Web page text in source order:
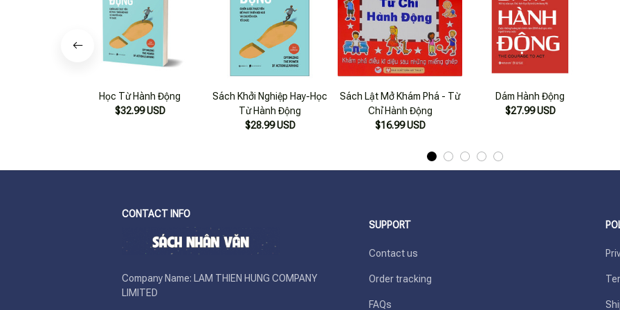
Học Từ Hành Động
$32.99 USD
Sách Khởi Nghiệp Hay-Học
Từ Hành Động
$28.99 USD
Sách Lật Mở Khám Phá - Từ
Chỉ Hành Động
$16.99 USD
Dám Hành Động
$27.99 USD
CONTACT INFO
Company Name: LAM THIEN HUNG COMPANY
LIMITED
SUPPORT
Contact us
Order tracking
FAQs